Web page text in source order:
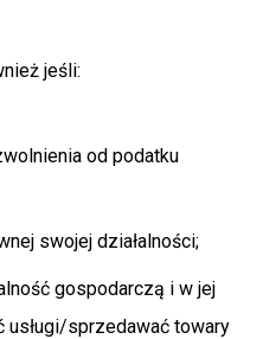
jeśli:
od podatku
swojej działalności;
gospodarczą i w jej
sprzedawać towary